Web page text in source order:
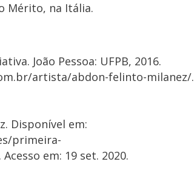
Mérito, na Itália.
João Pessoa: UFPB, 2016.
artista/abdon-felinto-milanez/.
Disponível em:
primeira-
em: 19 set. 2020.